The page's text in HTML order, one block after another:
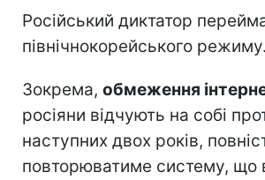
Російський диктатор
північнокорейського режиму.
Зокрема, обмеження
росіяни відчують на собі
наступних двох років,
повторюватиме систему, що